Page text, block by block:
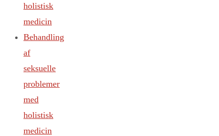
holistisk
medicin
Behandling
af
seksuelle
problemer
med
holistisk
medicin